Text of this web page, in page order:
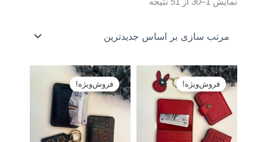
فروش‌ویژه!
قیمت
اصلی:
تومان۴۸۰۰۰۰
بود.
قیمت
فعلی:
تومان۴۶۰۰۰۰.
فروش‌ویژه!
قیمت
اصلی:
تومان۴۸۰۰۰۰
بود.